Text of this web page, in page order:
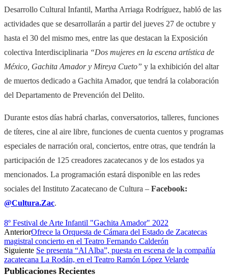
Desarrollo Cultural Infantil, Martha Arriaga Rodríguez, habló de las
actividades que se desarrollarán a partir del jueves 27 de octubre y
hasta el 30 del mismo mes, entre las que destacan la Exposición
colectiva Interdisciplinaria “Dos mujeres en la escena artística de
México, Gachita Amador y Mireya Cueto” y la exhibición del altar
de muertos dedicado a Gachita Amador, que tendrá la colaboración
del Departamento de Prevención del Delito.
Durante estos días habrá charlas, conversatorios, talleres, funciones
de títeres, cine al aire libre, funciones de cuenta cuentos y programas
especiales de narración oral, conciertos, entre otras, que tendrán la
participación de 125 creadores zacatecanos y de los estados ya
mencionados. La programación estará disponible en las redes
sociales del Instituto Zacatecano de Cultura – Facebook:
@Cultura.Zac.
8º Festival de Arte Infantil "Gachita Amador" 2022
AnteriorOfrece la Orquesta de Cámara del Estado de Zacatecas
magistral concierto en el Teatro Fernando Calderón
Siguiente Se presenta “Al Alba”, puesta en escena de la compañía
zacatecana La Rodán, en el Teatro Ramón López Velarde
PublicacionesRecientes